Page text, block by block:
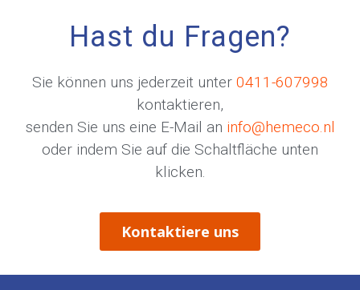
Hast du Fragen?
Sie können uns jederzeit unter 0411-607998
kontaktieren,
senden Sie uns eine E-Mail an info@hemeco.nl
oder indem Sie auf die Schaltfläche unten
klicken.
Kontaktiere uns